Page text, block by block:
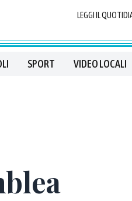
LEGGI IL
SPORT VIDEO LOCALI